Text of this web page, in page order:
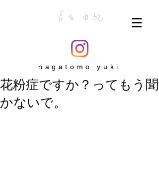
nagatomo yuki
花粉症ですか？ってもう聞
かないで。